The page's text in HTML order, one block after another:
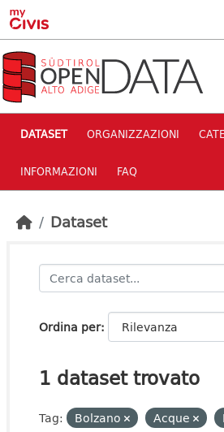
Skip to main content
DATASET ORGANIZZAZIONI
INFORMAZIONI FAQ
Dataset
Ordina per
1 dataset trovato
Tag: Bolzano Acque